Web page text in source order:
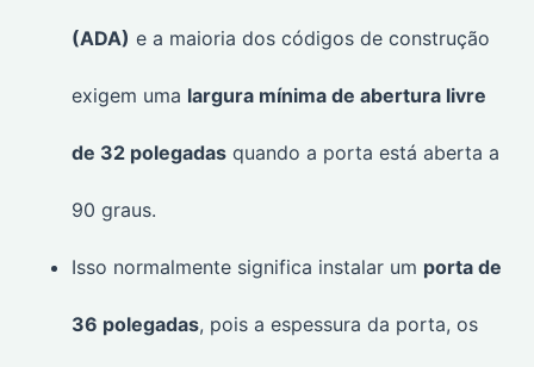
(ADA) e a maioria dos códigos de construção
exigem uma largura mínima de abertura livre
de 32 polegadas quando a porta está aberta a
90 graus.
Isso normalmente significa instalar um porta de
36 polegadas, pois a espessura da porta, os